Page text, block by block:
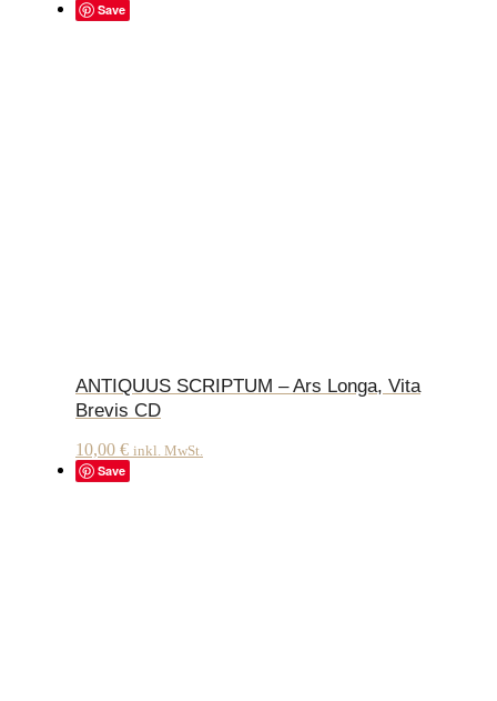
Save
ANTIQUUS SCRIPTUM – Ars Longa, Vita
Brevis CD
10,00 € inkl. MwSt.
Save